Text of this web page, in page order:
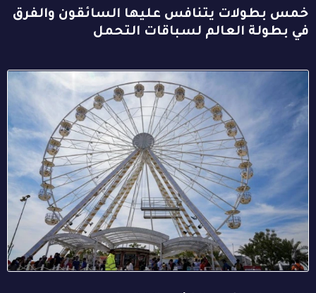
خمس بطولات يتنافس عليها السائقون والفرق
في بطولة العالم لسباقات التحمل